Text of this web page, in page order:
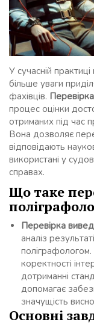
У сучасній
більше уваги
фахівців.
процес оцінки
отриманих під час
Вона дозволяє
відповідають
використані у
справах.
Що таке
Перевірка
аналіз
поліграфологом.
коректності
дотриманні
допомагає
значущість
Основні